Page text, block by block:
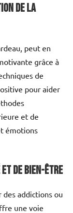
de la
peut en
grâce à
de
pour aider
et de
émotions
de Bien-être
addictions ou
une voie